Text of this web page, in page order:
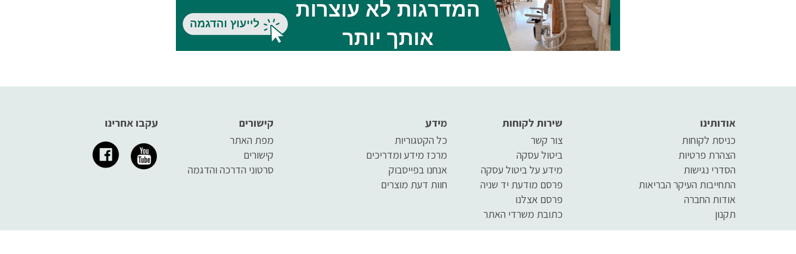
מאוד חום ואהבה ותמיכה רגשית,
אבל לא רק. הם צריכים גם הרבה
מאוד תמיכה פיזית, באמצעות
אביזרים לילדים שלנו, ולא משנה
אם מדובר באביזרי תנועה לילדים
שאינם יכולים או שמתקשים ללכת
המשתמש חיונית ביותר מצורף
מאמר הסבר קצר על כל אחד
מהאביזרים.
עקבו אחרינו
קישורים
מפת האתר
קישורים
סרטוני הדרכה והדגמה
מידע
כל הקטגוריות
מרכז מידע ומדריכים
אנחנו בפייסבוק
חוות דעת מוצרים
שירות לקוחות
צור קשר
ביטול עסקה
מידע על ביטול עסקה
פרסם מודעת יד שניה
פרסם אצלנו
כתובת משרדי האתר
אודותינו
כניסת לקוחות
הצהרת פרטיות
הסדרי נגישות
התחייבות העיקר הבריאות
אודות החברה
תקנון